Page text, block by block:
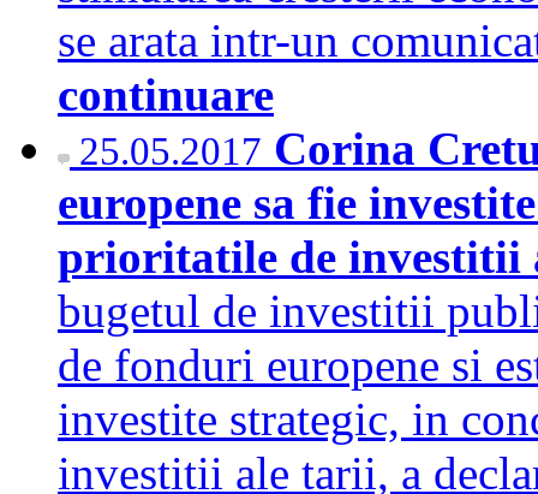
se arata intr-un
continuare
25.05.2017 Corina
europene sa fie
prioritatile de investitii
bugetul de investitii
de fonduri europene si
investite strategic, in
investitii ale tarii, a